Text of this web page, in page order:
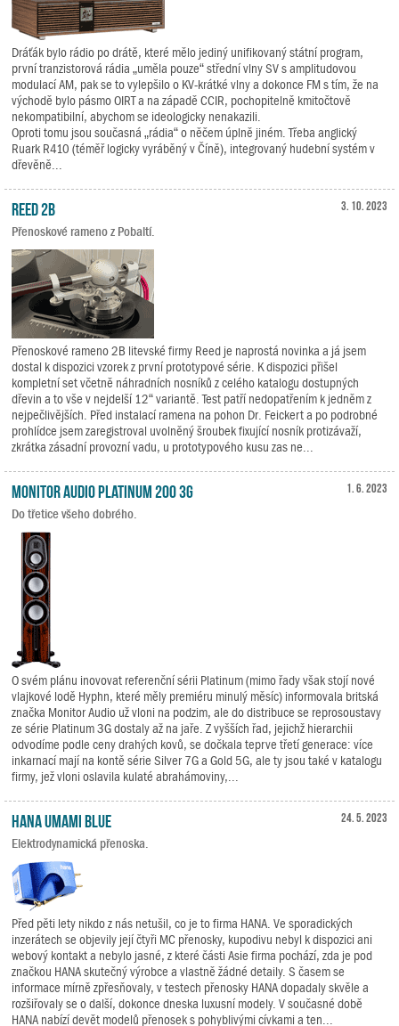
Dráťák bylo rádio po drátě, které mělo jediný unifikovaný státní program,
první tranzistorová rádia „uměla pouze“ střední vlny SV s amplitudovou
modulací AM, pak se to vylepšilo o KV-krátké vlny a dokonce FM s tím, že na
východě bylo pásmo OIRT a na západě CCIR, pochopitelně kmitočtově
nekompatibilní, abychom se ideologicky nenakazili.
Oproti tomu jsou současná „rádia“ o něčem úplně jiném. Třeba anglický
Ruark R410 (téměř logicky vyráběný v Číně), integrovaný hudební systém v
dřevěně...
3. 10. 2023
Reed 2B
Přenoskové rameno z Pobaltí.
Přenoskové rameno 2B litevské firmy Reed je naprostá novinka a já jsem
dostal k dispozici vzorek z první prototypové série. K dispozici přišel
kompletní set včetně náhradních nosníků z celého katalogu dostupných
dřevin a to vše v nejdelší 12“ variantě. Test patří nedopatřením k jedněm z
nejpečlivějších. Před instalací ramena na pohon Dr. Feickert a po podrobné
prohlídce jsem zaregistroval uvolněný šroubek fixující nosník protizávaží,
zkrátka zásadní provozní vadu, u prototypového kusu zas ne...
1. 6. 2023
Monitor Audio Platinum 200 3G
Do třetice všeho dobrého.
O svém plánu inovovat referenční sérii Platinum (mimo řady však stojí nové
vlajkové lodě Hyphn, které měly premiéru minulý měsíc) informovala britská
značka Monitor Audio už vloni na podzim, ale do distribuce se reprosoustavy
ze série Platinum 3G dostaly až na jaře. Z vyšších řad, jejichž hierarchii
odvodíme podle ceny drahých kovů, se dočkala teprve třetí generace: více
inkarnací mají na kontě série Silver 7G a Gold 5G, ale ty jsou také v katalogu
firmy, jež vloni oslavila kulaté abrahámoviny,...
24. 5. 2023
HANA Umami Blue
Elektrodynamická přenoska.
Před pěti lety nikdo z nás netušil, co je to firma HANA. Ve sporadických
inzerátech se objevily její čtyři MC přenosky, kupodivu nebyl k dispozici ani
webový kontakt a nebylo jasné, z které části Asie firma pochází, zda je pod
značkou HANA skutečný výrobce a vlastně žádné detaily. S časem se
informace mírně zpřesňovaly, v testech přenosky HANA dopadaly skvěle a
rozšiřovaly se o další, dokonce dneska luxusní modely. V současné době
HANA nabízí devět modelů přenosek s pohyblivými cívkami a ten...